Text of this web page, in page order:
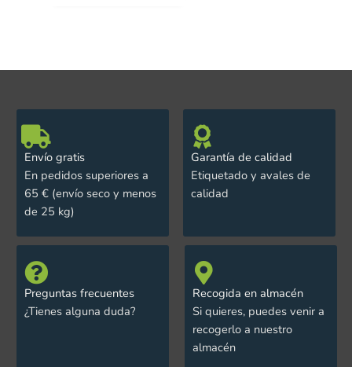
Envío gratis
En pedidos superiores a
65 € (envío seco y menos
de 25 kg)
Garantía de calidad
Etiquetado y avales de
calidad
Preguntas frecuentes
¿Tienes alguna duda?
Recogida en almacén
Si quieres, puedes venir a
recogerlo a nuestro
almacén